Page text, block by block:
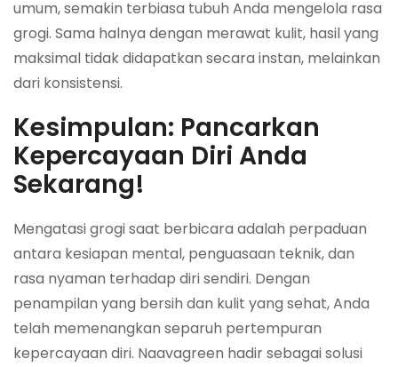
umum, semakin terbiasa tubuh Anda mengelola rasa
grogi. Sama halnya dengan merawat kulit, hasil yang
maksimal tidak didapatkan secara instan, melainkan
dari konsistensi.
Kesimpulan: Pancarkan
Kepercayaan Diri Anda
Sekarang!
Mengatasi grogi saat berbicara adalah perpaduan
antara kesiapan mental, penguasaan teknik, dan
rasa nyaman terhadap diri sendiri. Dengan
penampilan yang bersih dan kulit yang sehat, Anda
telah memenangkan separuh pertempuran
kepercayaan diri. Naavagreen hadir sebagai solusi